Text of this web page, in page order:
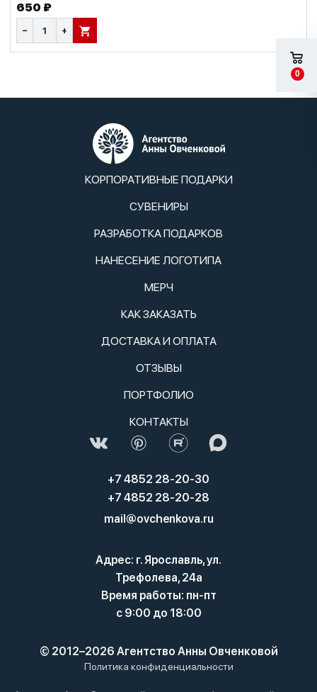
650 ₽
− + В КОРЗИНУ
КОРПОРАТИВНЫЕ ПОДАРКИ
СУВЕНИРЫ
РАЗРАБОТКА ПОДАРКОВ
НАНЕСЕНИЕ ЛОГОТИПА
МЕРЧ
КАК ЗАКАЗАТЬ
ДОСТАВКА И ОПЛАТА
ОТЗЫВЫ
ПОРТФОЛИО
КОНТАКТЫ
+7 4852 28-20-30
+7 4852 28-20-28
mail@ovchenkova.ru
Адрес: г. Ярославль, ул.
Трефолева, 24а
Время работы: пн-пт
с 9:00 до 18:00
Политика конфиденциальности
© 2012–2026 Агентство Анны Овченковой
0